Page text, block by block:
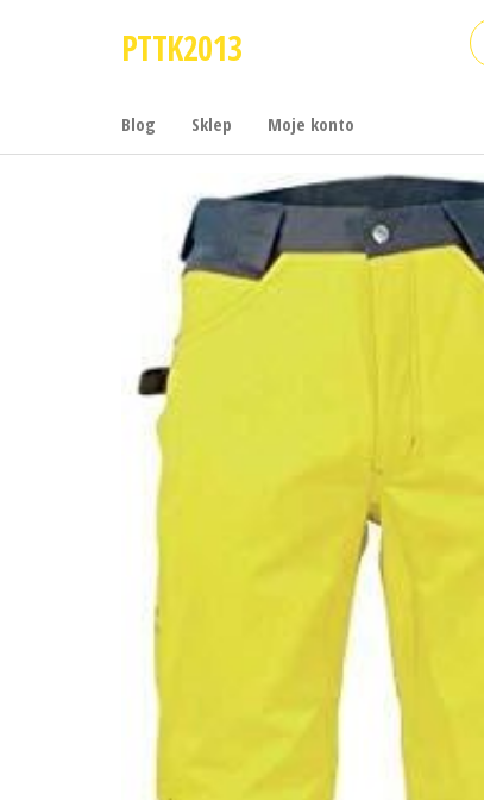
PTTK2013
Blog Sklep Moje konto